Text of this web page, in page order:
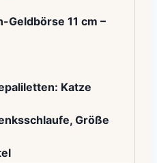
Geldbörse 11 cm –
Katze
Größe